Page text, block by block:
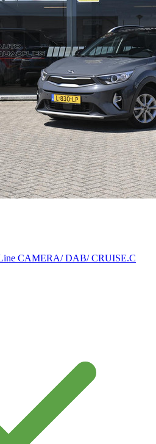
CAMERA/ DAB/ CRUISE.C